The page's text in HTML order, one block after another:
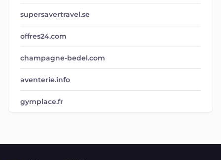
supersavertravel.se
offres24.com
champagne-bedel.com
aventerie.info
gymplace.fr